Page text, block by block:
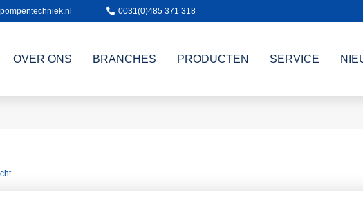
0031(0)485 371 318
OVER ONS BRANCHES PRODUCTEN SERVICE